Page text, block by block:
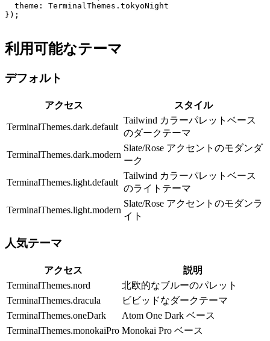
  theme: TerminalThemes.tokyoNight
});
利用可能なテーマ
デフォルト
アクセス スタイル
TerminalThemes.dark.default
Tailwind カラーパレットベース
のダークテーマ
TerminalThemes.dark.modern
Slate/Rose アクセントのモダンダ
ーク
TerminalThemes.light.default
Tailwind カラーパレットベース
のライトテーマ
TerminalThemes.light.modern
Slate/Rose アクセントのモダンラ
イト
人気テーマ
アクセス
説明
TerminalThemes.nord
北欧的なブルーのパレット
TerminalThemes.dracula
ビビッドなダークテーマ
TerminalThemes.oneDark
Atom One Dark ベース
TerminalThemes.monokaiPro Monokai Pro ベース